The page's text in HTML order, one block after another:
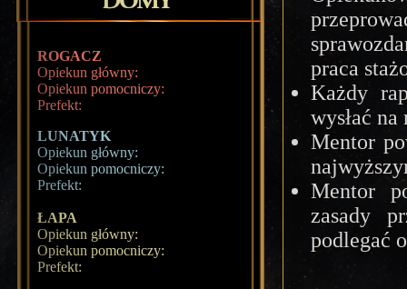
ROGACZ
Opiekun główny:
Opiekun pomocniczy:
Prefekt:
LUNATYK
Opiekun główny:
Opiekun pomocniczy:
Prefekt:
ŁAPA
Opiekun główny:
Opiekun pomocniczy:
Prefekt:
praca
Każdy
wysłać
Mentor
Mentor
zasady
podlegać